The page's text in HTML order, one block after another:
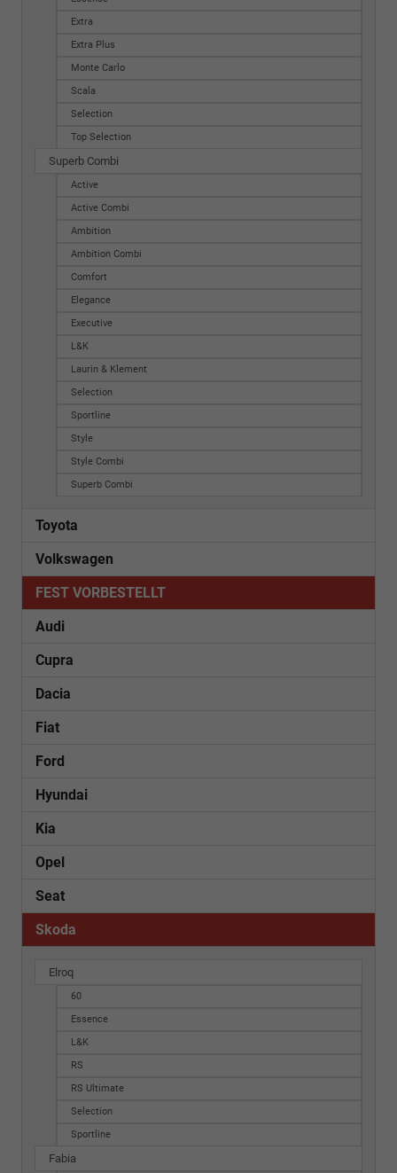
Extra
Extra Plus
Monte Carlo
Scala
Selection
Top Selection
Superb Combi
Active
Active Combi
Ambition
Ambition Combi
Comfort
Elegance
Executive
L&K
Laurin & Klement
Selection
Sportline
Style
Style Combi
Superb Combi
Toyota
Volkswagen
FEST VORBESTELLT
Audi
Cupra
Dacia
Fiat
Ford
Hyundai
Kia
Opel
Seat
Skoda
Elroq
60
Essence
L&K
RS
RS Ultimate
Selection
Sportline
Fabia